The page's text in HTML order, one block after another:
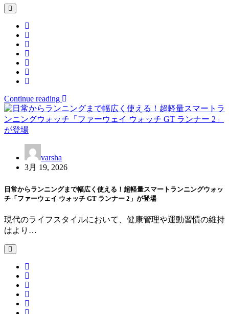
Continue reading
varsha
3月 19, 2026
日常からランニングまで幅広く使える！超軽量スマートランニングウォッ
チ「ファーウェイ ウォッチ GT ランナー 2」が登場
現代のライフスタイルにおいて、健康管理や運動習慣の維持
はより…